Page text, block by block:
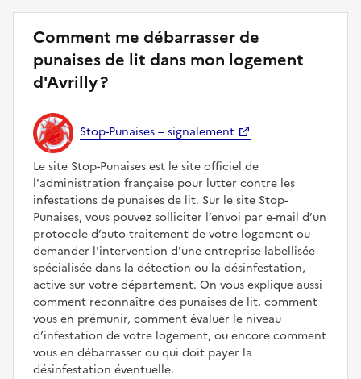
Comment me débarrasser de
punaises de lit dans mon logement
d'Avrilly ?
Stop-Punaises – signalement
Le site Stop-Punaises est le site officiel de
l'administration française pour lutter contre les
infestations de punaises de lit. Sur le site Stop-
Punaises, vous pouvez solliciter l’envoi par e-mail d’un
protocole d’auto-traitement de votre logement ou
demander l'intervention d'une entreprise labellisée
spécialisée dans la détection ou la désinfestation,
active sur votre département. On vous explique aussi
comment reconnaître des punaises de lit, comment
vous en prémunir, comment évaluer le niveau
d’infestation de votre logement, ou encore comment
vous en débarrasser ou qui doit payer la
désinfestation éventuelle.